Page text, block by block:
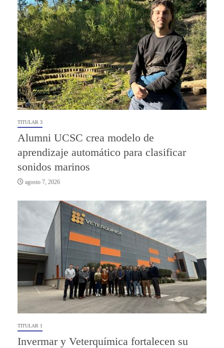
TITULAR 3
Alumni UCSC crea modelo de
aprendizaje automático para clasificar
sonidos marinos
agosto 7, 2026
TITULAR 1
Invermar y Veterquímica fortalecen su